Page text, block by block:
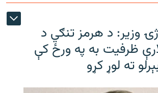
وزیر: د هرمز تنګي د
ظرفیت به په ورځ کې